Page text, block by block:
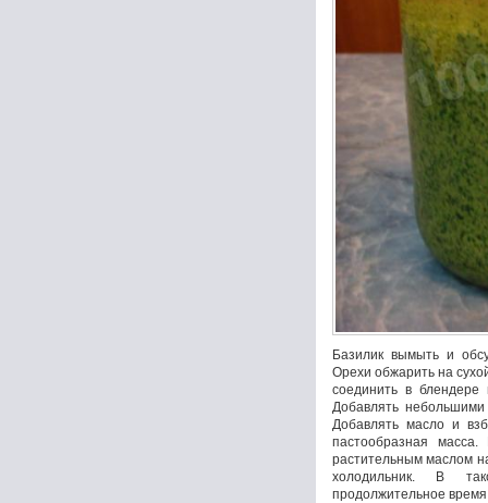
Базилик вымыть и
Орехи обжарить на
соединить в
Добавлять
Добавлять масло и
пастообразная
растительным маслом
холодильник. В
продолжительное